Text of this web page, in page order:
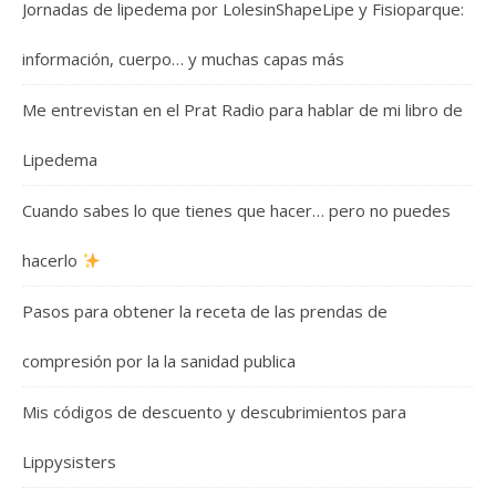
Jornadas de lipedema por LolesinShapeLipe y Fisioparque:
información, cuerpo… y muchas capas más
Me entrevistan en el Prat Radio para hablar de mi libro de
Lipedema
Cuando sabes lo que tienes que hacer… pero no puedes
hacerlo
Pasos para obtener la receta de las prendas de
compresión por la la sanidad publica
Mis códigos de descuento y descubrimientos para
Lippysisters